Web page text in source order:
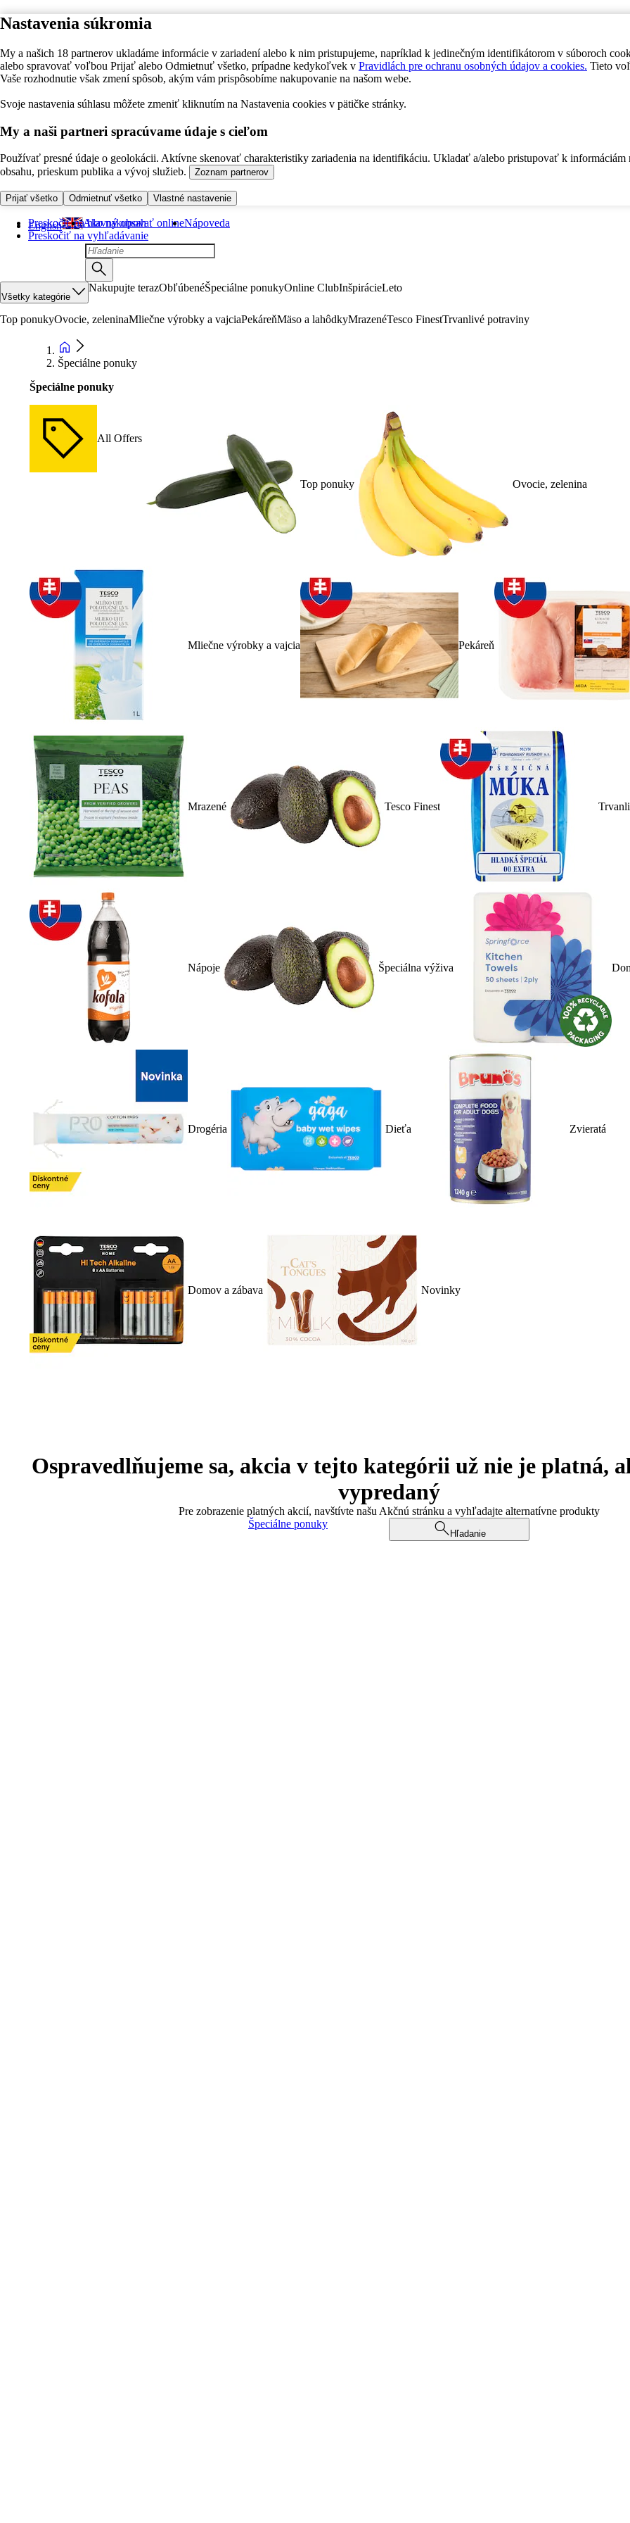
Nastavenia súkromia
My a našich 18 partnerov ukladáme informácie v zariadení alebo k nim pristupujeme, napríklad k jedinečným identifikátorom v súboroch
alebo spravovať voľbou Prijať alebo Odmietnuť všetko, prípadne kedykoľvek v Pravidlách pre ochranu osobných údajov a cookies. Tieto
Vaše rozhodnutie však zmení spôsob, akým vám prispôsobíme nakupovanie na našom webe.
Svoje nastavenia súhlasu môžete zmeniť kliknutím na Nastavenia cookies v pätičke stránky.
My a naši partneri spracúvame údaje s cieľom
Používať presné údaje o geolokácii. Aktívne skenovať charakteristiky zariadenia na identifikáciu. Ukladať a/alebo pristupovať k informáciám
obsahu, prieskum publika a vývoj služieb.
Zoznam partnerov
Prijať všetko Odmietnuť všetko Vlastné nastavenie
Preskočiť na hlavný obsah
Preskočiť na vyhľadávanie
English Ako nakupovať onlineNápoveda
Všetky kategórie
Nakupujte terazObľúbenéŠpeciálne ponukyOnline ClubInšpirácieLeto
Top ponukyOvocie, zeleninaMliečne výrobky a vajciaPekáreňMäso a lahôdkyMrazenéTesco FinestTrvanlivé potraviny
Špeciálne ponuky
Špeciálne ponuky
All Offers
Top ponuky Ovocie, zelenina
Mliečne výrobky a vajcia Pekáreň
Mrazené Tesco Finest
Nápoje Špeciálna výživa
Drogéria Dieťa Zvieratá
Domov a zábava Novinky
Ospravedlňujeme sa, akcia v tejto kategórii už nie je platná,
vypredaný
Pre zobrazenie platných akcií, navštívte našu Akčnú stránku a vyhľadajte alternatívne produkty
Špeciálne ponuky
Hľadanie